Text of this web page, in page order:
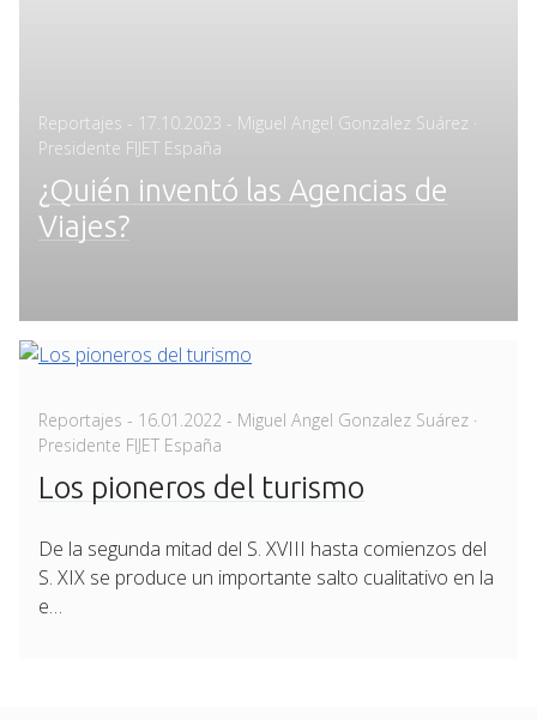
Reportajes - Posted
on
17.10.2023 - Miguel Angel Gonzalez Suárez ·
Presidente FIJET España
¿Quién inventó las Agencias de
Viajes?
Reportajes - Posted
on
16.01.2022 - Miguel Angel Gonzalez Suárez ·
Presidente FIJET España
Los pioneros del turismo
De la segunda mitad del S. XVIII hasta comienzos del
S. XIX se produce un importante salto cualitativo en la
e…